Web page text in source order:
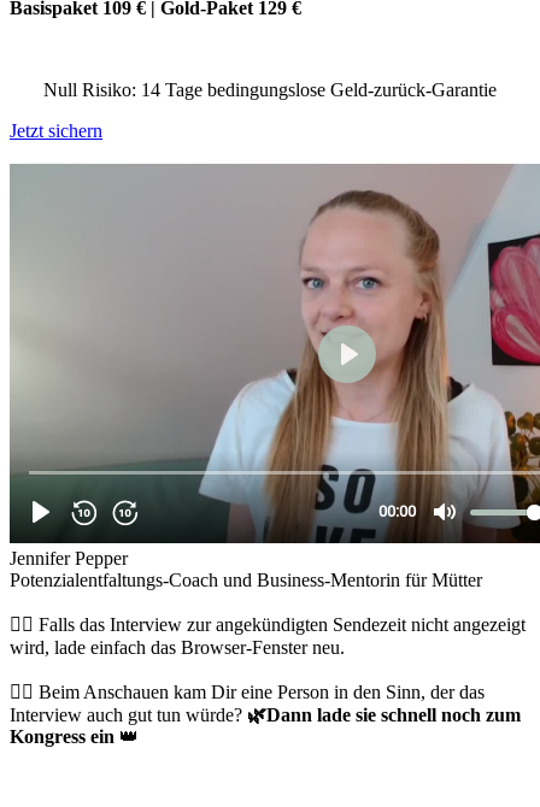
Basispaket 109 € | Gold-Paket 129 €
Null Risiko: 14 Tage bedingungslose Geld-zurück-Garantie
Jetzt sichern
Jennifer Pepper
Potenzialentfaltungs-Coach und Business-Mentorin für Mütter
👉🏻 Falls das Interview zur angekündigten Sendezeit nicht angezeigt
wird, lade einfach das Browser-Fenster neu.
👉🏻 Beim Anschauen kam Dir eine Person in den Sinn, der das
Interview auch gut tun würde? 🌿Dann lade sie schnell noch zum
Kongress ein 👑